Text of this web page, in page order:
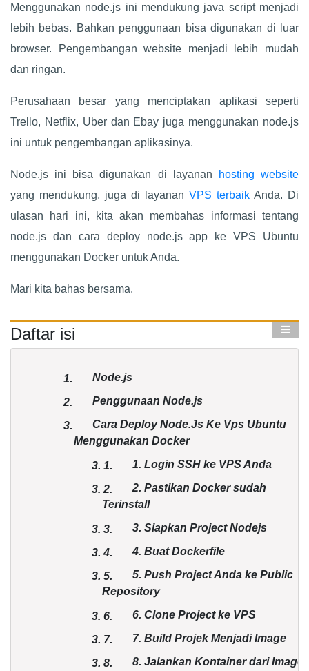
Menggunakan node.js ini mendukung java script menjadi
lebih bebas. Bahkan penggunaan bisa digunakan di luar
browser. Pengembangan website menjadi lebih mudah
dan ringan.
Perusahaan besar yang menciptakan aplikasi seperti
Trello, Netflix, Uber dan Ebay juga menggunakan node.js
ini untuk pengembangan aplikasinya.
Node.js ini bisa digunakan di layanan hosting website
yang mendukung, juga di layanan VPS terbaik Anda. Di
ulasan hari ini, kita akan membahas informasi tentang
node.js dan cara deploy node.js app ke VPS Ubuntu
menggunakan Docker untuk Anda.
Mari kita bahas bersama.
Daftar isi
1. Node.js
2. Penggunaan Node.js
3.
Cara Deploy Node.Js Ke Vps Ubuntu
Menggunakan Docker
3. 1. 1. Login SSH ke VPS Anda
3. 2.
2. Pastikan Docker sudah
Terinstall
3. 3. 3. Siapkan Project Nodejs
3.4. 4. Buat Dockerfile
3. 5. 5. Push Project Anda ke Public
Repository
3. 6. 6. Clone Project ke VPS
3. 7. 7. Build Projek Menjadi Image
3. 8.
8. Jalankan Kontainer dari Image